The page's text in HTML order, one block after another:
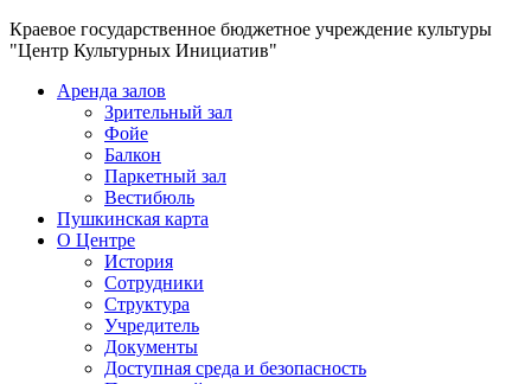
Краевое государственное бюджетное учреждение культуры
"Центр Культурных Инициатив"
Аренда залов
Зрительный зал
Фойе
Балкон
Паркетный зал
Вестибюль
Пушкинская карта
О Центре
История
Сотрудники
Структура
Учредитель
Документы
Доступная среда и безопасность